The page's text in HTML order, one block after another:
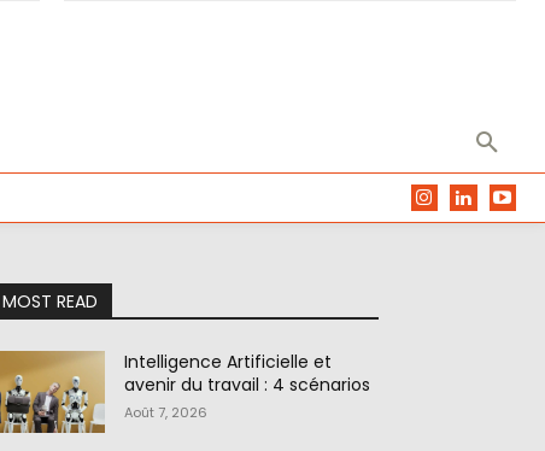
MOST READ
Intelligence Artificielle et
avenir du travail : 4 scénarios
Août 7, 2026